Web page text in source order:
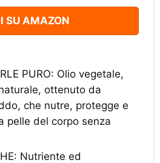
SU AMAZON
PURO: Olio vegetale,
ottenuto da
che nutre, protegge e
pelle del corpo senza
Nutriente ed